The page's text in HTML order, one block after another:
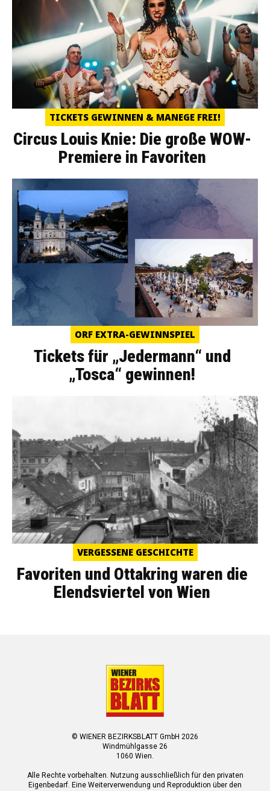
TICKETS GEWINNEN & MANEGE FREI!
Circus Louis Knie: Die große WOW-
Premiere in Favoriten
ORF EXTRA-GEWINNSPIEL
Tickets für „Jedermann“ und
„Tosca“ gewinnen!
VERGESSENE GESCHICHTE
Favoriten und Ottakring waren die
Elendsviertel von Wien
© WIENER BEZIRKSBLATT GmbH 2026
Windmühlgasse 26
1060 Wien.
Alle Rechte vorbehalten. Nutzung ausschließlich für den privaten
Eigenbedarf. Eine Weiterverwendung und Reproduktion über den